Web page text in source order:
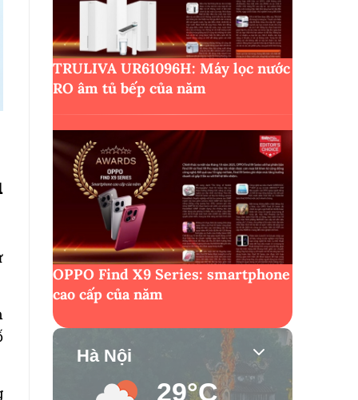
TRULIVA UR61096H: Máy lọc nước
RO âm tủ bếp của năm
OPPO Find X9 Series: smartphone
cao cấp của năm
Hà Nội
29°C